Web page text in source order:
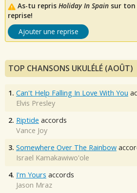
As-tu repris Holiday In Spain sur ton
reprise!
Ajouter une reprise
TOP CHANSONS UKULÉLÉ (AOÛT)
1. Can't Help Falling In Love With You
Elvis Presley
2. Riptide accords
Vance Joy
3. Somewhere Over The Rainbow
Israel Kamakawiwo'ole
4. I'm Yours accords
Jason Mraz